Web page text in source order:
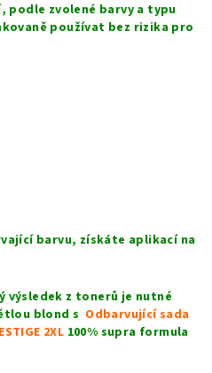
podle zvolené barvy a typu
používat bez rizika pro
barvu, získáte aplikací na
výsledek z tonerů je nutné
blond s Odbarvující sada
2XL 100% supra formula